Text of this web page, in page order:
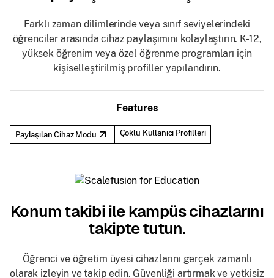
Farklı zaman dilimlerinde veya sınıf seviyelerindeki
öğrenciler arasında cihaz paylaşımını kolaylaştırın. K-12,
yüksek öğrenim veya özel öğrenme programları için
kişiselleştirilmiş profiller yapılandırın.
Features
Paylaşılan Cihaz Modu Çoklu Kullanıcı Profilleri
Konum takibi ile kampüs cihazlarını
takipte tutun.
Öğrenci ve öğretim üyesi cihazlarını gerçek zamanlı
olarak izleyin ve takip edin. Güvenliği artırmak ve yetkisiz